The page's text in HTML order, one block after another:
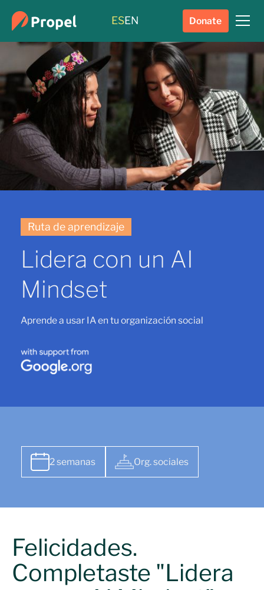
ESEN Donate
Ruta de aprendizaje
Lidera con un AI
Mindset
Aprende a usar IA en tu organización social
2 semanas Org. sociales
Felicidades.
Completaste "Lidera